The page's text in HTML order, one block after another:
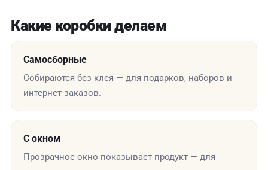
Какие коробки делаем
Самосборные
Собираются без клея — для подарков, наборов и
интернет-заказов.
С окном
Прозрачное окно показывает продукт — для